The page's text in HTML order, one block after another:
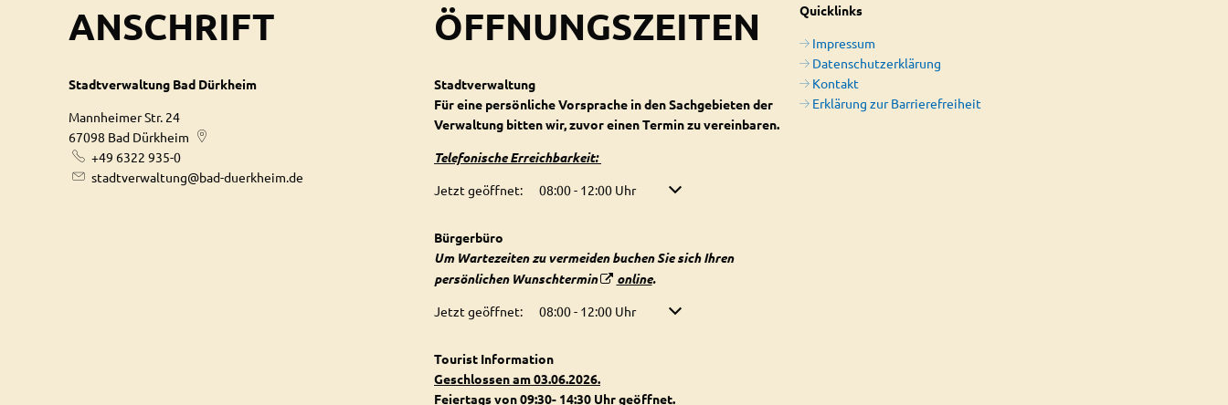
ANSCHRIFT
Stadtverwaltung Bad Dürkheim
Mannheimer Str. 24
67098 Bad Dürkheim
+49 6322 935-0
stadtverwaltung@bad-duerkheim.de
ÖFFNUNGSZEITEN
Stadtverwaltung
Für eine persönliche Vorsprache in den Sachgebieten der
Verwaltung bitten wir, zuvor einen Termin zu vereinbaren.
Telefonische Erreichbarkeit:
Klicken, um weitere Öffnungs- oder Schließzeiten auszublenden
Jetzt geöffnet: 08:00- 12:00 Uhr Von 08:00 bis 12:00 Uhr
Bürgerbüro
Um Wartezeiten zu vermeiden buchen Sie sich Ihren
persönlichen Wunschtermin
online.
Klicken, um weitere Öffnungs- oder Schließzeiten auszublenden
Jetzt geöffnet: 08:00- 12:00 Uhr Von 08:00 bis 12:00 Uhr
Tourist Information
Geschlossen am 03.06.2026.
Feiertags von 09:30- 14:30 Uhr geöffnet.
Quicklinks
Impressum
Datenschutzerklärung
Kontakt
Erklärung zur Barrierefreiheit